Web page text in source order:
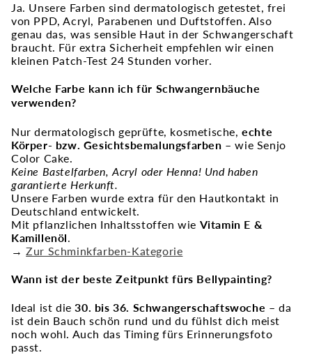
Ja. Unsere Farben sind dermatologisch getestet, frei
von PPD, Acryl, Parabenen und Duftstoffen. Also
genau das, was sensible Haut in der Schwangerschaft
braucht. Für extra Sicherheit empfehlen wir einen
kleinen Patch-Test 24 Stunden vorher.
Welche Farbe kann ich für Schwangernbäuche
verwenden?
Nur dermatologisch geprüfte, kosmetische,echte
Körper- bzw. Gesichtsbemalungsfarben – wie Senjo
Color Cake.
Keine Bastelfarben, Acryl oder Henna! Und haben
garantierte Herkunft.
Unsere Farben wurde extra für den Hautkontakt in
Deutschland entwickelt.
Mit pflanzlichen Inhaltsstoffen wie Vitamin E &
Kamillenöl
→Zur Schminkfarben-Kategorie
Wann ist der beste Zeitpunkt fürs Bellypainting?
Ideal ist die30. bis 36. Schwangerschaftswoche – da
ist dein Bauch schön rund und du fühlst dich meist
noch wohl. Auch das Timing fürs Erinnerungsfoto
passt.